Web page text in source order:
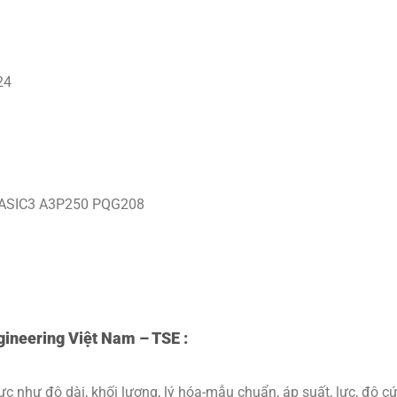
A3P250 PQG208
Việt Nam – TSE :
như độ dài, khối lượng, lý hóa-mẫu chuẩn, áp suất, lực, độ